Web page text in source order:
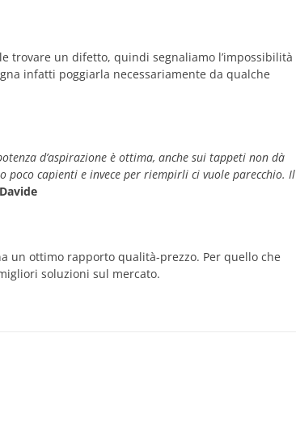
trovare un difetto, quindi segnaliamo l’impossibilità
infatti poggiarla necessariamente da qualche
d’aspirazione è ottima, anche sui tappeti non dà
poco capienti e invece per riempirli ci vuole parecchio. Il
Davide
un ottimo rapporto qualità-prezzo. Per quello che
soluzioni sul mercato.